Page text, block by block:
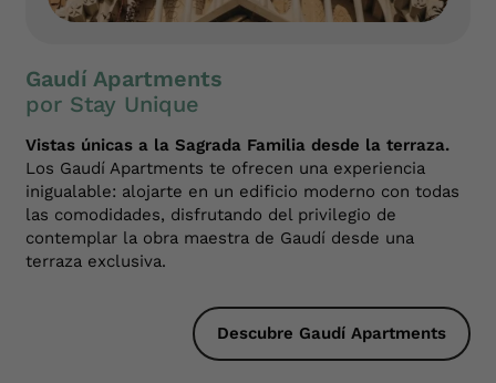
Gaudí Apartments
por Stay Unique
Vistas únicas a la Sagrada Familia desde la terraza.
Los Gaudí Apartments te ofrecen una experiencia
inigualable: alojarte en un edificio moderno con todas
las comodidades, disfrutando del privilegio de
contemplar la obra maestra de Gaudí desde una
terraza exclusiva.
Descubre Gaudí Apartments